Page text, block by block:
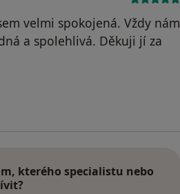
velmi spokojená. Vždy nám
a spolehlivá. Děkuji jí za
kterého specialistu nebo